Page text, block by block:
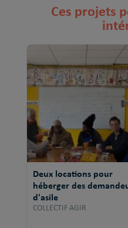
Ces projets
Deux locations pour
héberger des
d'asile
COLLECTIF AGIR